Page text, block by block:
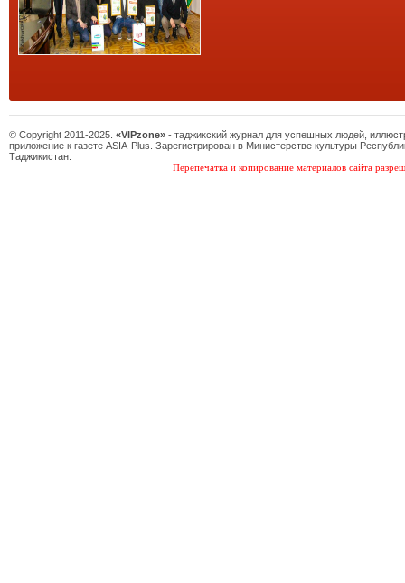
© Copyright 2011-2025. «VIPzone» - таджикский журнал для успешных людей,
приложение к газете ASIA-Plus. Зарегистрирован в Министерстве культуры
Таджикистан.
Перепечатка и копирование материалов сайта